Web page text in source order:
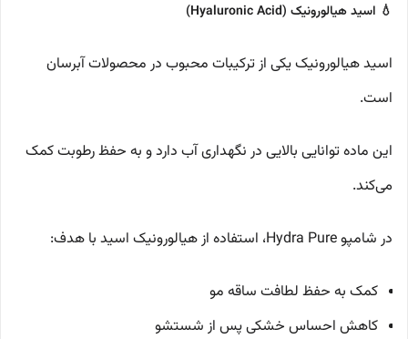
💧 اسید هیالورونیک (Hyaluronic Acid)
اسید هیالورونیک یکی از ترکیبات محبوب در محصولات آبرسان
است.
این ماده توانایی بالایی در نگهداری آب دارد و به حفظ رطوبت کمک
می‌کند.
در شامپو Hydra Pure، استفاده از هیالورونیک اسید با هدف:
کمک به حفظ لطافت ساقه مو
کاهش احساس خشکی پس از شستشو